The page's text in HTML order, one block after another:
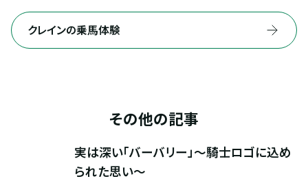
クレインの乗馬体験
その他の記事
実は深い「バーバリー」～騎士ロゴに込め
られた思い～